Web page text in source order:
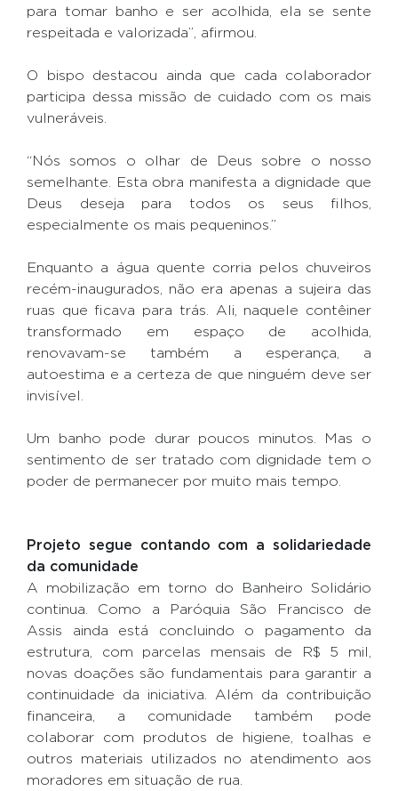
para tomar banho e ser acolhida, ela se sente
respeitada e valorizada”, afirmou.
O bispo destacou ainda que cada colaborador
participa dessa missão de cuidado com os mais
vulneráveis.
“Nós somos o olhar de Deus sobre o nosso
semelhante. Esta obra manifesta a dignidade que
Deus deseja para todos os seus filhos,
especialmente os mais pequeninos.”
Enquanto a água quente corria pelos chuveiros
recém-inaugurados, não era apenas a sujeira das
ruas que ficava para trás. Ali, naquele contêiner
transformado em espaço de acolhida,
renovavam-se também a esperança, a
autoestima e a certeza de que ninguém deve ser
invisível.
Um banho pode durar poucos minutos. Mas o
sentimento de ser tratado com dignidade tem o
poder de permanecer por muito mais tempo.
Projeto segue contando com a solidariedade
da comunidade
A mobilização em torno do Banheiro Solidário
continua. Como a Paróquia São Francisco de
Assis ainda está concluindo o pagamento da
estrutura, com parcelas mensais de R$ 5 mil,
novas doações são fundamentais para garantir a
continuidade da iniciativa. Além da contribuição
financeira, a comunidade também pode
colaborar com produtos de higiene, toalhas e
outros materiais utilizados no atendimento aos
moradores em situação de rua.